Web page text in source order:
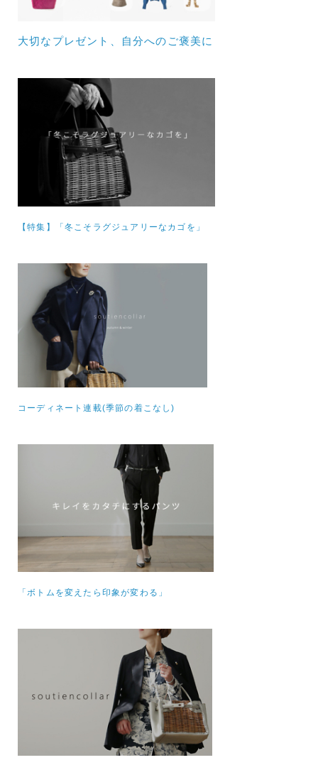
大切なプレゼント、自分へのご褒美に
【特集】 「冬こそラグジュアリーなカゴを」
コーディネート連載(季節の着こなし)
「ボトムを変えたら印象が変わる」